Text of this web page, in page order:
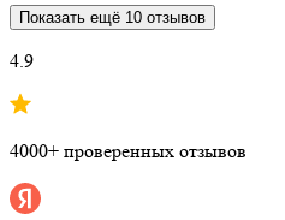
Показать ещё 10 отзывов
4.9
4000+ проверенных отзывов